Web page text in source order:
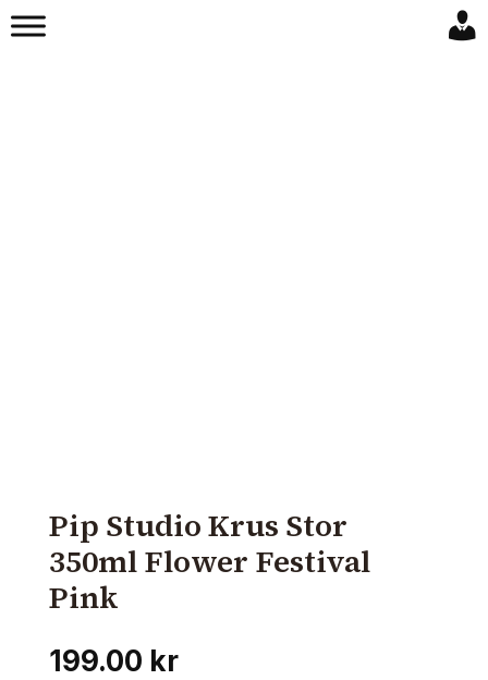
Pip Studio Krus Stor
350ml Flower Festival
Pink
199.00 kr